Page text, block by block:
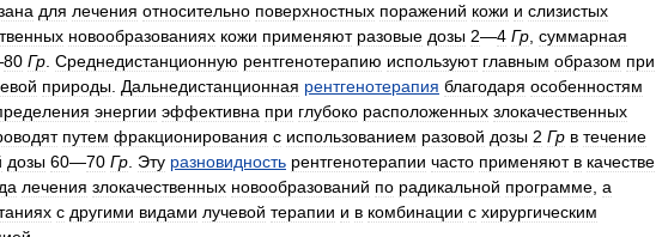
для лечения относительно поверхностных поражений кожи и слизистых
новообразованиях кожи применяют разовые дозы 2—4 Гр, суммарная
80 Гр. Среднедистанционную рентгенотерапию используют главным образом при
природы. Дальнедистанционная рентгенотерапия благодаря особенностям
энергии эффективна при глубоко расположенных злокачественных
путем фракционирования с использованием разовой дозы 2 Гр в течение
дозы 60—70 Гр. Эту разновидность рентгенотерапии часто применяют в качестве
лечения злокачественных новообразований по радикальной программе, а
с другими видами лучевой терапии и в комбинации с хирургическим